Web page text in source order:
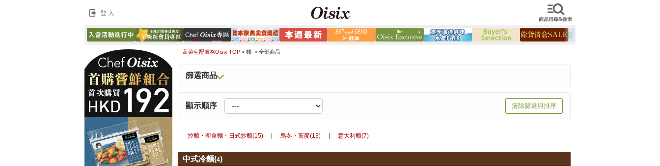
蔬菜宅配服務Oisix TOP > 麵 > 全部商品
篩選商品
顯示順序 清除篩選與排序
拉麵・即食麵・日式炒麵(15) 烏冬・蕎麥(13) 意大利麵(7)
中式冷麵(4)